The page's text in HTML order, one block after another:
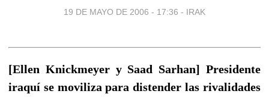
19 DE MAYO DE 2006 - 17:36 - IRAK
[Ellen Knickmeyer y Saad Sarhan] Presidente
iraquí se moviliza para distender las rivalidades